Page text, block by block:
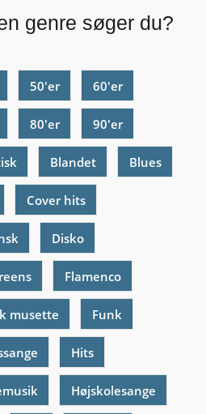
genre søger du?
50'er 60'er
80'er 90'er
Blandet Blues
Cover hits
Disko
Flamenco
musette Funk
Hits
Højskolesange